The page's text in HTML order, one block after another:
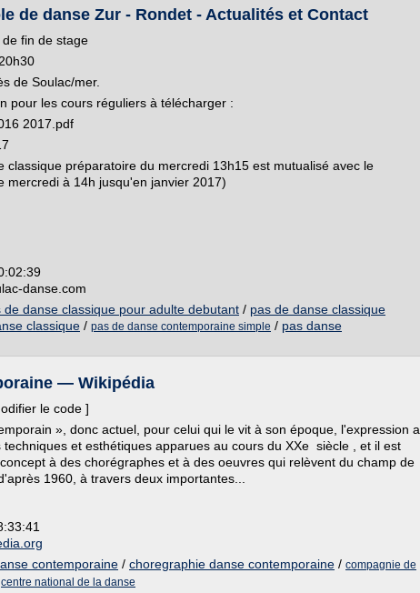
de danse Zur - Rondet - Actualités et Contact
fin de stage
de Soulac/mer.
pour les cours réguliers à télécharger :
2017.pdf
classique préparatoire du mercredi 13h15 est mutualisé avec le
mercredi à 14h jusqu'en janvier 2017)
danse.com
de danse classique pour adulte debutant / pas de danse classique
classique / pas de danse contemporaine simple / pas danse
— Wikipédia
le code ]
», donc actuel, pour celui qui le vit à son époque, l'expression a
techniques et esthétiques apparues au cours du XXe siècle , et il est
à des chorégraphes et à des oeuvres qui relèvent du champ de
1960, à travers deux importantes...
contemporaine / choregraphie danse contemporaine / compagnie de
centre national de la danse